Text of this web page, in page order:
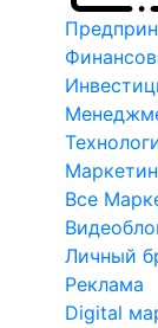
Все
Личный
Реклама
Digital